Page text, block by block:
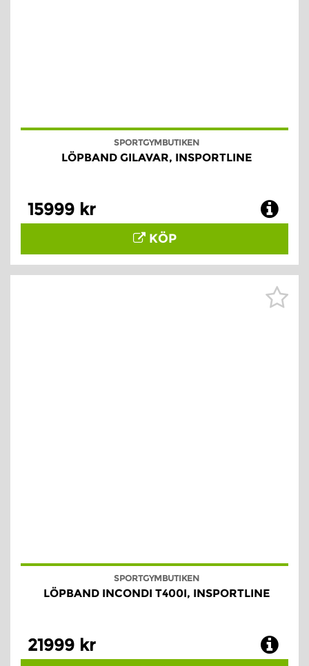
SPORTGYMBUTIKEN
LÖPBAND GILAVAR, INSPORTLINE
15999 kr
KÖP
SPORTGYMBUTIKEN
LÖPBAND INCONDI T400I, INSPORTLINE
21999 kr